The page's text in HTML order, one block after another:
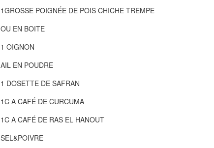
1GROSSE POIGNÉE DE POIS CHICHE TREMPE
OU EN BOITE
1 OIGNON
AIL EN POUDRE
1 DOSETTE DE SAFRAN
1C A CAFÉ DE CURCUMA
1C A CAFÉ DE RAS EL HANOUT
SEL&POIVRE